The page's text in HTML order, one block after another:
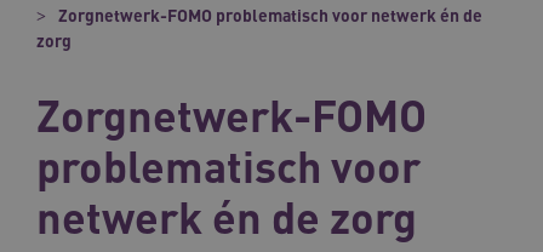
Zorgnetwerk-FOMO problematisch voor netwerk én de
zorg
Zorgnetwerk-FOMO
problematisch voor
netwerk én de zorg